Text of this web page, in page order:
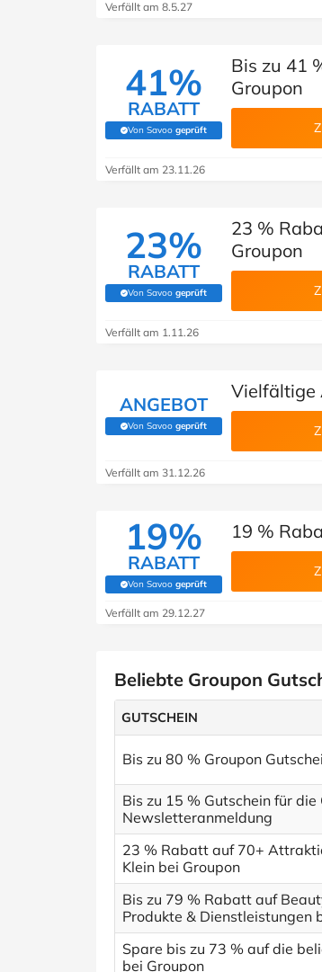
Verfällt am 8.5.27
41%
RABATT
Von Savoo geprüft
(Von Savoo geprüft)
Bis zu 41
Groupon
Verfällt am 23.11.26
23%
RABATT
Von Savoo geprüft
(Von Savoo geprüft)
23 %
Groupon
Verfällt am 1.11.26
ANGEBOT
Von Savoo geprüft
(Von Savoo geprüft)
Vielfältige
Verfällt am 31.12.26
19%
RABATT
Von Savoo geprüft
(Von Savoo geprüft)
19 %
Verfällt am 29.12.27
Beliebte Groupon
GUTSCHEIN
Bis zu 80 % Groupon
Bis zu 15 % Gutschein für die
Newsletteranmeldung
23 % Rabatt auf 70+
Klein bei Groupon
Bis zu 79 % Rabatt auf
Produkte & Dienstleistungen
Spare bis zu 73 % auf die
bei Groupon